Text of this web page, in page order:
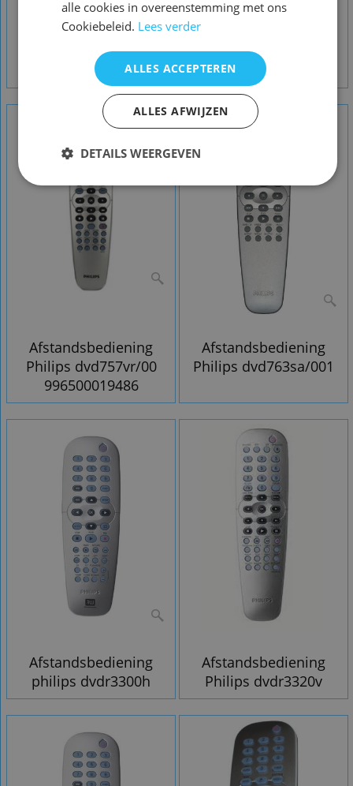
Afstandsbediening
Philips dvd740vr
996500014781
Philips dvd755vr
rc19245014
Afstandsbediening
Philips dvd757vr/00
996500019486
Afstandsbediening
Philips dvd763sa/001
Afstandsbediening
philips dvdr3300h
Afstandsbediening
Philips dvdr3320v
alle cookies in overeenstemming met ons
Cookiebeleid. Lees verder
ALLES ACCEPTEREN
ALLES AFWIJZEN
DETAILS WEERGEVEN